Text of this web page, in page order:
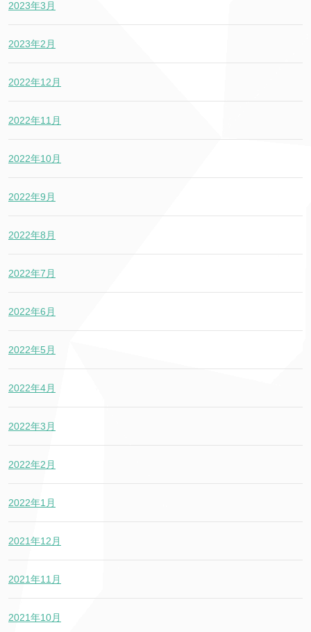
2023年3月
2023年2月
2022年12月
2022年11月
2022年10月
2022年9月
2022年8月
2022年7月
2022年6月
2022年5月
2022年4月
2022年3月
2022年2月
2022年1月
2021年12月
2021年11月
2021年10月